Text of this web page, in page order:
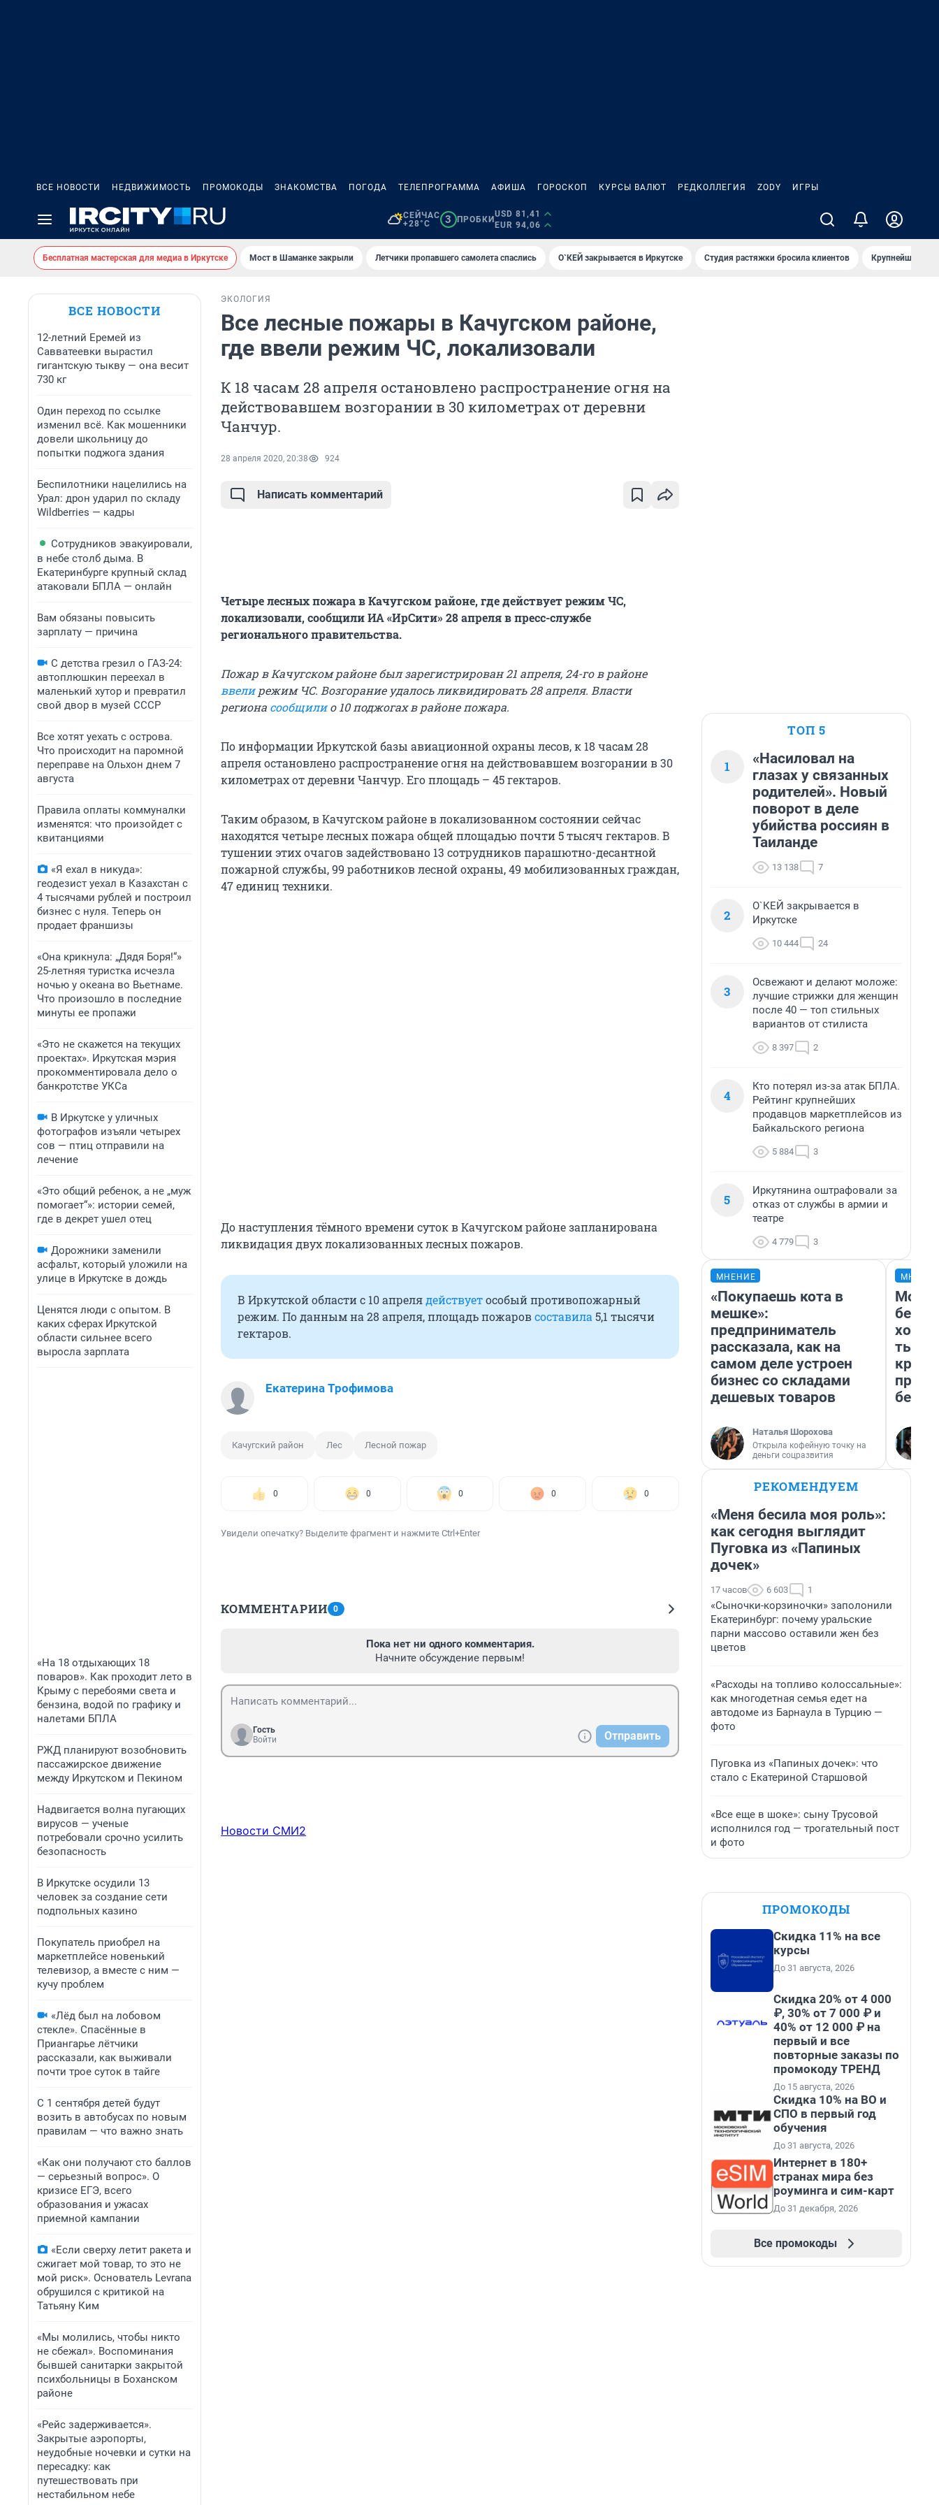
ВСЕ НОВОСТИ НЕДВИЖИМОСТЬ ПРОМОКОДЫ ЗНАКОМСТВА ПОГОДА ТЕЛЕПРОГРАММА АФИША ГОРОСКОП КУРСЫ ВАЛЮТ РЕДКОЛЛЕГИЯ ZODY ИГРЫ
СЕЙЧАС
+28°C
3 ПРОБКИ
USD 81,41
EUR 94,06
Бесплатная мастерская для медиа в Иркутске Мост в Шаманке закрыли Летчики пропавшего самолета спаслись О`КЕЙ закрывается в Иркутске Студия растяжки бросила клиентов Крупнейшие
ВСЕ НОВОСТИ
12-летний Еремей из
Савватеевки вырастил
гигантскую тыкву — она весит
730 кг
Один переход по ссылке
изменил всё. Как мошенники
довели школьницу до
попытки поджога здания
Беспилотники нацелились на
Урал: дрон ударил по складу
Wildberries — кадры
Сотрудников эвакуировали,
в небе столб дыма. В
Екатеринбурге крупный склад
атаковали БПЛА — онлайн
Вам обязаны повысить
зарплату — причина
С детства грезил о ГАЗ-24:
автоплюшкин переехал в
маленький хутор и превратил
свой двор в музей СССР
Все хотят уехать с острова.
Что происходит на паромной
переправе на Ольхон днем 7
августа
Правила оплаты коммуналки
изменятся: что произойдет с
квитанциями
«Я ехал в никуда»:
геодезист уехал в Казахстан с
4 тысячами рублей и построил
бизнес с нуля. Теперь он
продает франшизы
«Она крикнула: „Дядя Боря!“»
25-летняя туристка исчезла
ночью у океана во Вьетнаме.
Что произошло в последние
минуты ее пропажи
«Это не скажется на текущих
проектах». Иркутская мэрия
прокомментировала дело о
банкротстве УКСа
В Иркутске у уличных
фотографов изъяли четырех
сов — птиц отправили на
лечение
«Это общий ребенок, а не „муж
помогает“»: истории семей,
где в декрет ушел отец
Дорожники заменили
асфальт, который уложили на
улице в Иркутске в дождь
Ценятся люди с опытом. В
каких сферах Иркутской
области сильнее всего
выросла зарплата
«На 18 отдыхающих 18
поваров». Как проходит лето в
Крыму с перебоями света и
бензина, водой по графику и
налетами БПЛА
РЖД планируют возобновить
пассажирское движение
между Иркутском и Пекином
Надвигается волна пугающих
вирусов — ученые
потребовали срочно усилить
безопасность
В Иркутске осудили 13
человек за создание сети
подпольных казино
Покупатель приобрел на
маркетплейсе новенький
телевизор, а вместе с ним —
кучу проблем
«Лёд был на лобовом
стекле». Спасённые в
Приангарье лётчики
рассказали, как выживали
почти трое суток в тайге
С 1 сентября детей будут
возить в автобусах по новым
правилам — что важно знать
«Как они получают сто баллов
— серьезный вопрос». О
кризисе ЕГЭ, всего
образования и ужасах
приемной кампании
«Если сверху летит ракета и
сжигает мой товар, то это не
мой риск». Основатель Levrana
обрушился с критикой на
Татьяну Ким
«Мы молились, чтобы никто
не сбежал». Воспоминания
бывшей санитарки закрытой
психбольницы в Боханском
районе
«Рейс задерживается».
Закрытые аэропорты,
неудобные ночевки и сутки на
пересадку: как
путешествовать при
нестабильном небе
ЭКОЛОГИЯ
Все лесные пожары в Качугском районе,
где ввели режим ЧС, локализовали
К 18 часам 28 апреля остановлено распространение огня на
действовавшем возгорании в 30 километрах от деревни
Чанчур.
28 апреля 2020, 20:38 924
Написать комментарий
Четыре лесных пожара в Качугском районе, где действует режим ЧС,
локализовали, сообщили ИА «ИрСити» 28 апреля в пресс-службе
регионального правительства.
Пожар в Качугском районе был зарегистрирован 21 апреля, 24-го в районе
ввелирежим ЧС. Возгорание удалось ликвидировать 28 апреля. Власти
региона сообщилио 10 поджогах в районе пожара.
По информации Иркутской базы авиационной охраны лесов, к 18 часам 28
апреля остановлено распространение огня на действовавшем возгорании в 30
километрах от деревни Чанчур. Его площадь – 45 гектаров.
Таким образом, в Качугском районе в локализованном состоянии сейчас
находятся четыре лесных пожара общей площадью почти 5 тысяч гектаров. В
тушении этих очагов задействовано 13 сотрудников парашютно-десантной
пожарной службы, 99 работников лесной охраны, 49 мобилизованных граждан,
47 единиц техники.
До наступления тёмного времени суток в Качугском районе запланирована
ликвидация двух локализованных лесных пожаров.
В Иркутской области с 10 апрелядействуетособый противопожарный
режим. По данным на 28 апреля, площадь пожаровсоставила 5,1 тысячи
гектаров.
Екатерина Трофимова
Качугский район Лес Лесной пожар
0 0 0 0 0
Увидели опечатку? Выделите фрагмент и нажмите Ctrl+Enter
КОММЕНТАРИИ 0
Пока нет ни одного комментария.
Начните обсуждение первым!
Гость
Войти
Отправить
Новости СМИ2
ТОП 5
1
«Насиловал на
глазах у связанных
родителей». Новый
поворот в деле
убийства россиян в
Таиланде
13 138 7
2
О`КЕЙ закрывается в
Иркутске
10 444 24
3
Освежают и делают моложе:
лучшие стрижки для женщин
после 40 — топ стильных
вариантов от стилиста
8 397 2
4
Кто потерял из-за атак БПЛА.
Рейтинг крупнейших
продавцов маркетплейсов из
Байкальского региона
5 884 3
5
Иркутянина оштрафовали за
отказ от службы в армии и
театре
4 779 3
МНЕНИЕ
«Покупаешь кота в
мешке»:
предприниматель
рассказала, как на
самом деле устроен
бизнес со складами
дешевых товаров
Наталья Шорохова
Открыла кофейную точку на
деньги соцразвития
Мой
РЕКОМЕНДУЕМ
«Меня бесила моя роль»:
как сегодня выглядит
Пуговка из «Папиных
дочек»
17 часов 6 603 1
«Сыночки-корзиночки» заполонили
Екатеринбург: почему уральские
парни массово оставили жен без
цветов
«Расходы на топливо колоссальные»:
как многодетная семья едет на
автодоме из Барнаула в Турцию —
фото
Пуговка из «Папиных дочек»: что
стало с Екатериной Старшовой
«Все еще в шоке»: сыну Трусовой
исполнился год — трогательный пост
и фото
ПРОМОКОДЫ
Скидка 11% на все
курсы
До 31 августа, 2026
Скидка 20% от 4 000
₽, 30% от 7 000 ₽ и
40% от 12 000 ₽ на
первый и все
повторные заказы по
промокоду ТРЕНД
До 15 августа, 2026
Скидка 10% на ВО и
СПО в первый год
обучения
До 31 августа, 2026
Интернет в 180+
странах мира без
роуминга и сим-карт
До 31 декабря, 2026
Все промокоды